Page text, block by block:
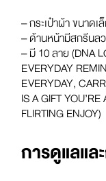
– กระเป๋าผ้า ขนาด
– ด้านหน้ามีสกรีนล
– มี 10 ลาย (DNA
EVERYDAY
EVERYDAY,
IS A GIFT
FLIRTING ENJOY)
การดูแลแล